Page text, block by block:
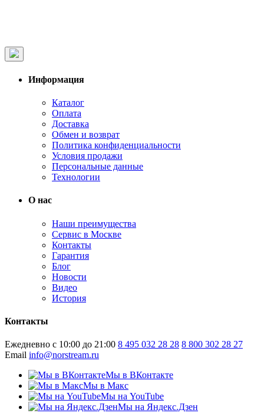
Информация
Каталог
Оплата
Доставка
Обмен и возврат
Политика конфиденциальности
Условия продажи
Персональные данные
Технологии
О нас
Наши преимущества
Сервис в Москве
Контакты
Гарантия
Блог
Новости
Видео
История
Контакты
Ежедневно с 10:00 до 21:00 8 495 032 28 28 8 800 302 28 27
Email info@norstream.ru
Мы в ВКонтакте
Мы в Макс
Мы на YouTube
Мы на Яндекс.Дзен